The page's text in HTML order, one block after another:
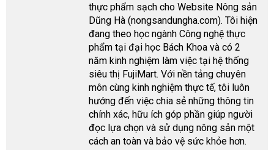
thực phẩm sạch cho Website Nông sản
Dũng Hà (nongsandungha.com). Tôi hiện
đang theo học ngành Công nghệ thực
phẩm tại đại học Bách Khoa và có 2
năm kinh nghiệm làm việc tại hệ thống
siêu thị FujiMart. Với nền tảng chuyên
môn cùng kinh nghiệm thực tế, tôi luôn
hướng đến việc chia sẻ những thông tin
chính xác, hữu ích góp phần giúp người
đọc lựa chọn và sử dụng nông sản một
cách an toàn và bảo vệ sức khỏe hơn.